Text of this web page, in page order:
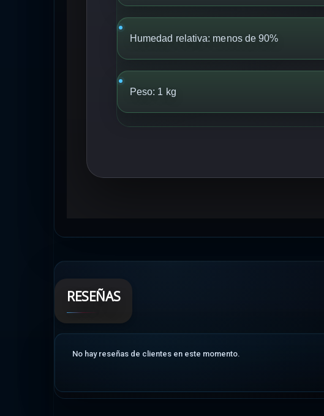
Humedad relativa: menos de 90%
Peso: 1 kg
RESEÑAS
No hay reseñas de clientes en este momento.